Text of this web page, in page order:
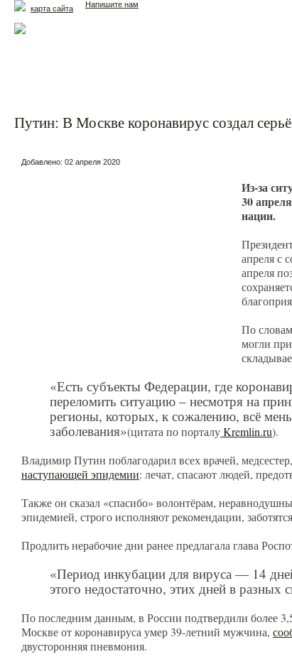
Напишите нам
карта сайта
Путин: В Москве коронавирус создал
Добавлено: 02 апреля 2020
Из-за
30
нации.
апреля с
апреля
По
могли
«Есть субъекты Федерации, где
переломить ситуацию – несмотря на
регионы, которых, к сожалению, всё
заболевания»(цитата по порталуKremlin.ru).
Владимир Путин поблагодарил всех врачей,
наступающей эпидемии: лечат, спасают людей,
Также он сказал «спасибо» волонтёрам,
эпидемией, строго исполняют рекомендации,
Продлить нерабочие дни ранее предлагала глава
«Период инкубации для вируса — 14
этого недостаточно, этих дней в
По последним данным, в России подтвердили более
Москве от коронавируса умер 39-летний мужчина,
двусторонняя пневмония.